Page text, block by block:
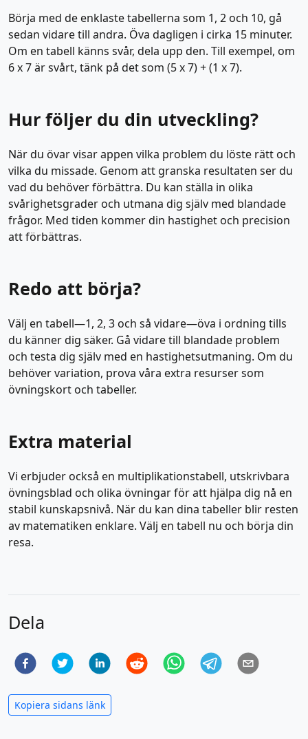
Börja med de enklaste tabellerna som 1, 2 och 10, gå
sedan vidare till andra. Öva dagligen i cirka 15 minuter.
Om en tabell känns svår, dela upp den. Till exempel, om
6 x 7 är svårt, tänk på det som (5 x 7) + (1 x 7).
Hur följer du din utveckling?
När du övar visar appen vilka problem du löste rätt och
vilka du missade. Genom att granska resultaten ser du
vad du behöver förbättra. Du kan ställa in olika
svårighetsgrader och utmana dig själv med blandade
frågor. Med tiden kommer din hastighet och precision
att förbättras.
Redo att börja?
Välj en tabell—1, 2, 3 och så vidare—öva i ordning tills
du känner dig säker. Gå vidare till blandade problem
och testa dig själv med en hastighetsutmaning. Om du
behöver variation, prova våra extra resurser som
övningskort och tabeller.
Extra material
Vi erbjuder också en multiplikationstabell, utskrivbara
övningsblad och olika övningar för att hjälpa dig nå en
stabil kunskapsnivå. När du kan dina tabeller blir resten
av matematiken enklare. Välj en tabell nu och börja din
resa.
Dela
Kopiera sidans länk